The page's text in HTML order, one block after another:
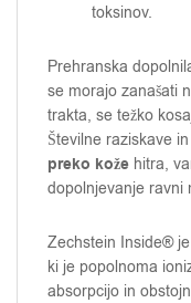
toksinov.
Prehranska
se morajo zanašati
trakta, se težko
Številne raziskave
preko kože hitra,
dopolnjevanje ravni
Zechstein Inside® je
ki je popolnoma
absorpcijo in